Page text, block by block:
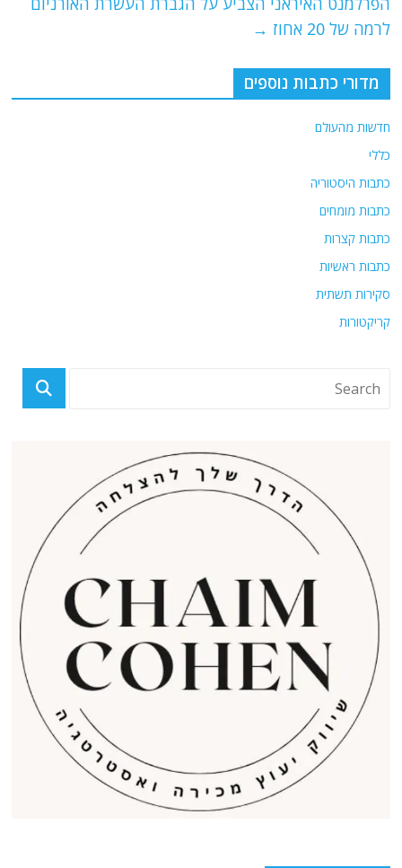
k
לרמה של 20 אחוז
→
מדורי כתבות נוספים
חדשות מהעולם
כללי
כתבות היסטוריה
כתבות מומחים
כתבות קצרות
כתבות ראשיות
סקירות תשתית
קריקטורות